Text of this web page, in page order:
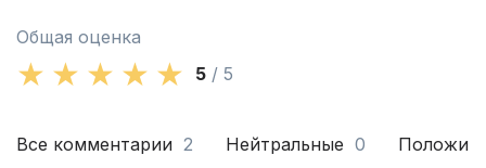
Общая оценка
5 / 5
Все комментарии 2 Нейтральные 0